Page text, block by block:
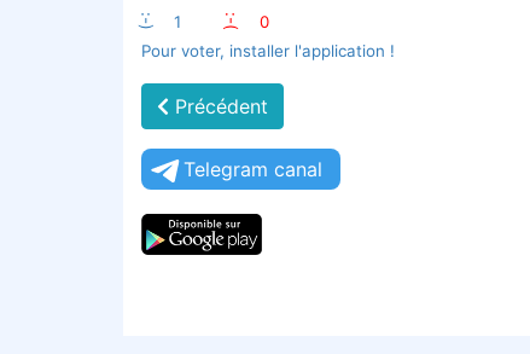
:-) 1 :-(
0
Pour voter, installer l'application !
Précédent
Telegram canal